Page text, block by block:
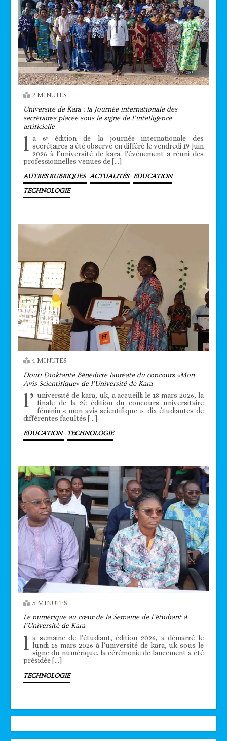
2 MINUTES
Université de Kara : la Journée internationale des
secrétaires placée sous le signe de l’intelligence
artificielle
l a 6ᵉ édition de la journée internationale des
secrétaires a été observé en différé le vendredi 19 juin
2026 à l’université de kara. l’événement a réuni des
professionnelles venues de […]
AUTRES RUBRIQUES ACTUALITÉS EDUCATION
TECHNOLOGIE
4 MINUTES
Douti Dioktante Bénédicte lauréate du concours «Mon
Avis Scientifique» de l’Université de Kara
l’ université de kara, uk, a accueilli le 18 mars 2026, la
finale de la 2è édition du concours universitaire
féminin « mon avis scientifique ». dix étudiantes de
différentes facultés […]
EDUCATION TECHNOLOGIE
3 MINUTES
Le numérique au cœur de la Semaine de l’étudiant à
l’Université de Kara
l a semaine de l’étudiant, édition 2026, a démarré le
lundi 16 mars 2026 à l’université de kara, uk sous le
signe du numérique. la cérémonie de lancement a été
présidée […]
TECHNOLOGIE